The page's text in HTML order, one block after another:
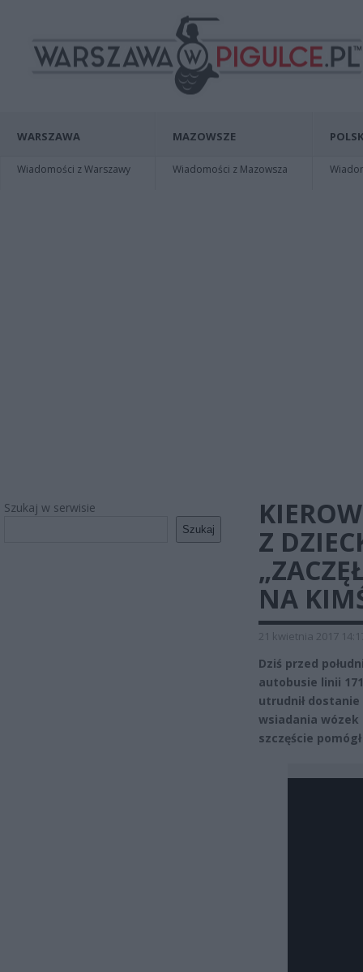
WARSZAWA
Wiadomości z Warszawy
MAZOWSZE
Wiadomości z Mazowsza
Szukaj w serwisie
Szukaj
Z
NA
21 kwietnia 2017
Dziś przed
autobusie linii
utrudnił
wsiadania wózek
szczęście